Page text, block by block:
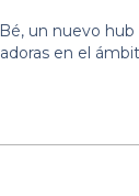
un nuevo
en el